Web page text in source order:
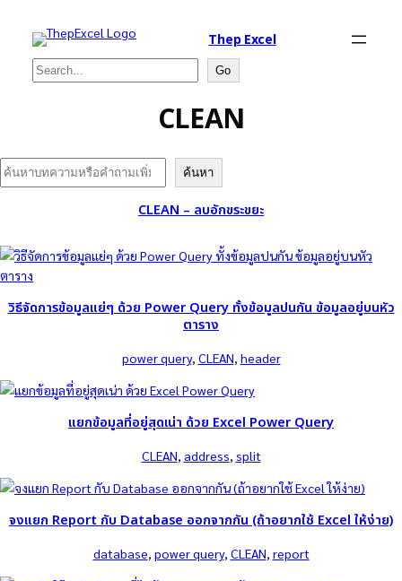
Thep Excel
Search Go
CLEAN
Search ค้นหา
CLEAN – ลบอักขระขยะ
วิธีจัดการข้อมูลแย่ๆ ด้วย Power Query ทั้งข้อมูลปนกัน ข้อมูลอยู่บนหัว
ตาราง
power query, CLEAN, header
แยกข้อมูลที่อยู่สุดเน่า ด้วย Excel Power Query
CLEAN, address, split
จงแยก Report กับ Database ออกจากกัน (ถ้าอยากใช้ Excel ให้ง่าย)
database, power query, CLEAN, report